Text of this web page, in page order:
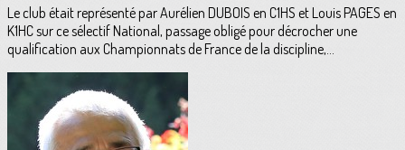
Le club était représenté par Aurélien DUBOIS en C1HS et Louis PAGES en
K1HC sur ce sélectif National, passage obligé pour décrocher une
qualification aux Championnats de France de la discipline,...